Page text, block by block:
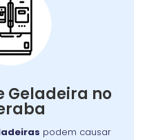
Geladeira no
podem causar
de
estão prontos para
garantindo a
dos alimentos.